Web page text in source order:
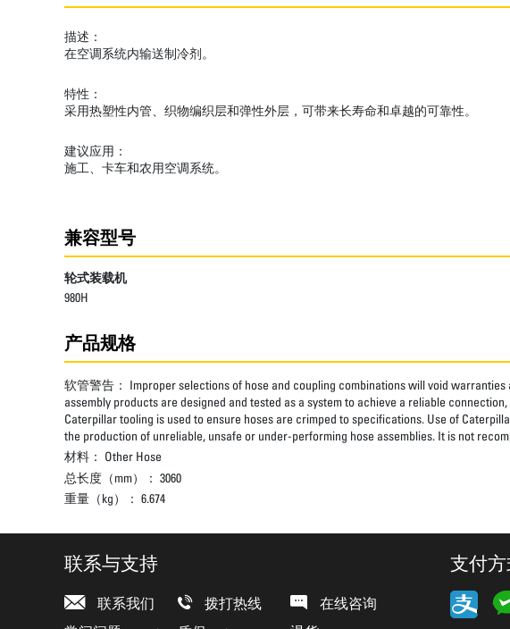
描述：
在空调系统内输送制冷剂。
特性：
采用热塑性内管、织物编织层和弹性外层，可带来长寿命和卓越的可靠性。
建议应用：
施工、卡车和农用空调系统。
兼容型号
轮式装载机
980H
产品规格
软管警告： Improper selections of hose and coupling combinations will void
assembly products are designed and tested as a system to achieve a reliable
Caterpillar tooling is used to ensure hoses are crimped to specifications. Use of
the production of unreliable, unsafe or under-performing hose assemblies. It is not
材料： Other Hose
总长度（mm）： 3060
重量（kg）： 6.674
联系与支持
联系我们 拨打热线
在线咨询
支付方